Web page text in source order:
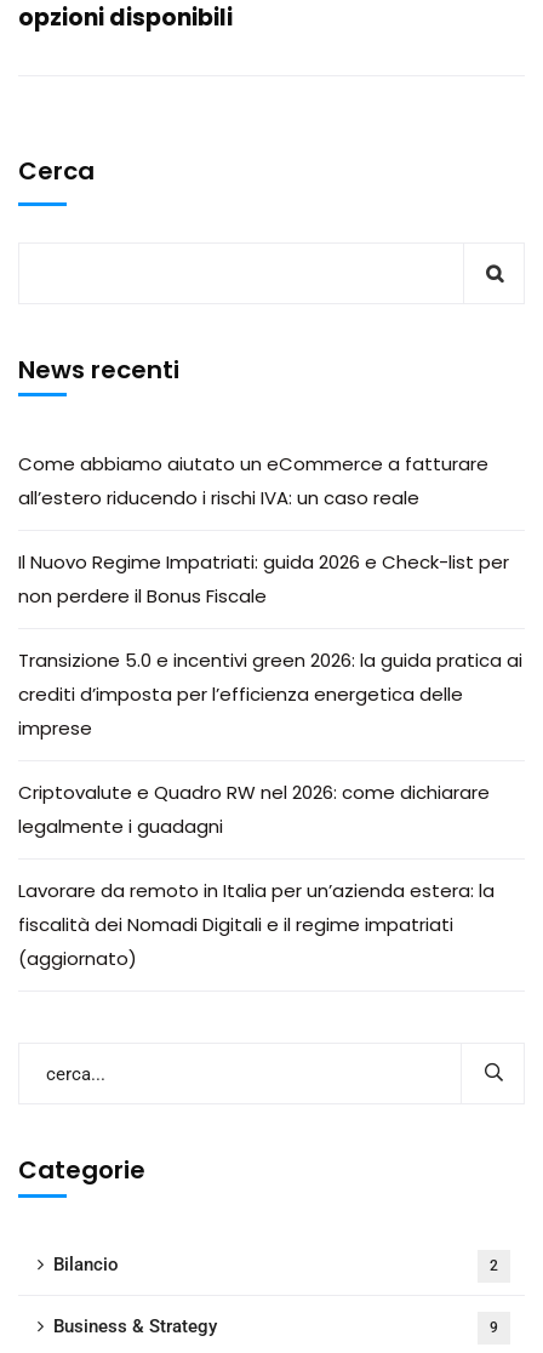
opzioni disponibili
Cerca
News recenti
Come abbiamo aiutato un eCommerce a fatturare
all’estero riducendo i rischi IVA: un caso reale
Il Nuovo Regime Impatriati: guida 2026 e Check-list per
non perdere il Bonus Fiscale
Transizione 5.0 e incentivi green 2026: la guida pratica ai
crediti d’imposta per l’efficienza energetica delle
imprese
Criptovalute e Quadro RW nel 2026: come dichiarare
legalmente i guadagni
Lavorare da remoto in Italia per un’azienda estera: la
fiscalità dei Nomadi Digitali e il regime impatriati
(aggiornato)
Categorie
Bilancio 2
Business & Strategy 9